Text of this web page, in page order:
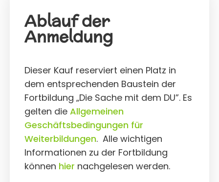
Ablauf der
Anmeldung
Dieser Kauf reserviert einen Platz in
dem entsprechenden Baustein der
Fortbildung „Die Sache mit dem DU”. Es
gelten die Allgemeinen
Geschäftsbedingungen für
Weiterbildungen. Alle wichtigen
Informationen zu der Fortbildung
können hier nachgelesen werden.